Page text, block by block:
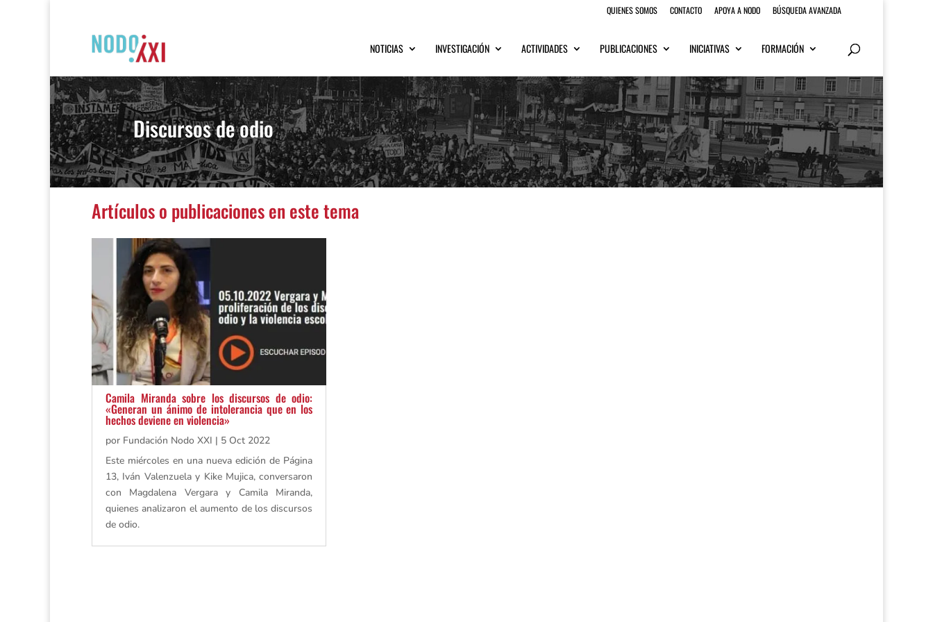
QUIENES SOMOS CONTACTO APOYA A NODO BÚSQUEDA AVANZADA
NOTICIAS INVESTIGACIÓN ACTIVIDADES PUBLICACIONES INICIATIVAS FORMACIÓN
Discursos de odio
Artículos o publicaciones en este tema
Camila Miranda sobre los discursos de odio:
«Generan un ánimo de intolerancia que en los
hechos deviene en violencia»
por Fundación Nodo XXI | 5 Oct 2022
Este miércoles en una nueva edición de Página
13, Iván Valenzuela y Kike Mujica, conversaron
con Magdalena Vergara y Camila Miranda,
quienes analizaron el aumento de los discursos
de odio.